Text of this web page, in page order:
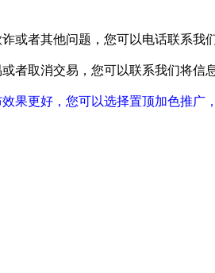
或者其他问题，您可以电话联系我
者取消交易，您可以联系我们将信
果更好，您可以选择置顶加色推广